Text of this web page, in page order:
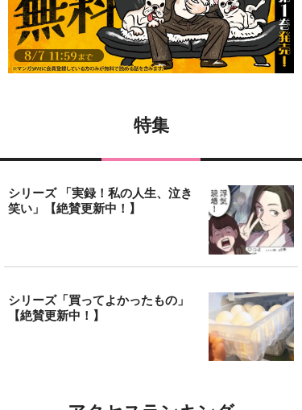
特集
シリーズ 「実録！私の人生、泣き
笑い」【絶賛更新中！】
シリーズ「買ってよかったもの」
【絶賛更新中！】